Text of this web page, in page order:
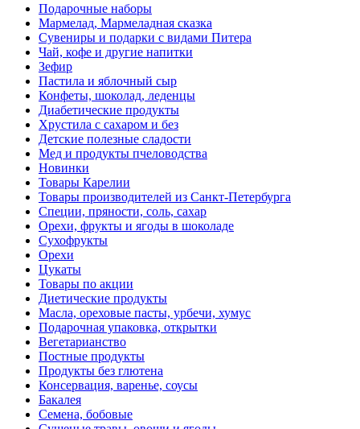
Подарочные наборы
Мармелад, Мармеладная сказка
Сувениры и подарки с видами Питера
Чай, кофе и другие напитки
Зефир
Пастила и яблочный сыр
Конфеты, шоколад, леденцы
Диабетические продукты
Хрустила с сахаром и без
Детские полезные сладости
Мед и продукты пчеловодства
Новинки
Товары Карелии
Товары производителей из Санкт-Петербурга
Специи, пряности, соль, сахар
Орехи, фрукты и ягоды в шоколаде
Сухофрукты
Орехи
Цукаты
Товары по акции
Диетические продукты
Масла, ореховые пасты, урбечи, хумус
Подарочная упаковка, открытки
Вегетарианство
Постные продукты
Продукты без глютена
Консервация, варенье, соусы
Бакалея
Семена, бобовые